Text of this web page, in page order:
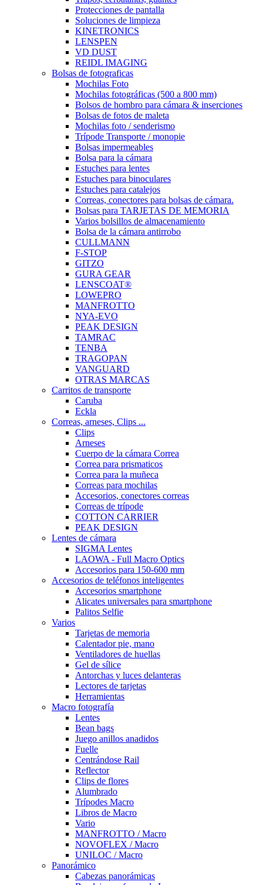
Protecciones de pantalla
Soluciones de limpieza
KINETRONICS
LENSPEN
VD DUST
REIDL IMAGING
Bolsas de fotograficas
Mochilas Foto
Mochilas fotográficas (500 a 800 mm)
Bolsos de hombro para cámara & inserciones
Bolsas de fotos de maleta
Mochilas foto / senderismo
Trípode Transporte / monopie
Bolsas impermeables
Bolsa para la cámara
Estuches para lentes
Estuches para binoculares
Estuches para catalejos
Correas, conectores para bolsas de cámara.
Bolsas para TARJETAS DE MEMORIA
Varios bolsillos de almacenamiento
Bolsa de la cámara antirrobo
CULLMANN
F-STOP
GITZO
GURA GEAR
LENSCOAT®
LOWEPRO
MANFROTTO
NYA-EVO
PEAK DESIGN
TAMRAC
TENBA
TRAGOPAN
VANGUARD
OTRAS MARCAS
Carritos de transporte
Caruba
Eckla
Correas, arneses, Clips ...
Clips
Arneses
Cuerpo de la cámara Correa
Correa para prismaticos
Correa para la muñeca
Correas para mochilas
Accesorios, conectores correas
Correas de trípode
COTTON CARRIER
PEAK DESIGN
Lentes de cámara
SIGMA Lentes
LAOWA - Full Macro Optics
Accesorios para 150-600 mm
Accesorios de teléfonos inteligentes
Accesorios smartphone
Alicates universales para smartphone
Palitos Selfie
Varios
Tarjetas de memoria
Calentador pie, mano
Ventiladores de huellas
Gel de sílice
Antorchas y luces delanteras
Lectores de tarjetas
Herramientas
Macro fotografía
Lentes
Bean bags
Juego anillos anadidos
Fuelle
Centrándose Rail
Reflector
Clips de flores
Alumbrado
Trípodes Macro
Libros de Macro
Vario
MANFROTTO / Macro
NOVOFLEX / Macro
UNILOC / Macro
Panorámico
Cabezas panorámicas